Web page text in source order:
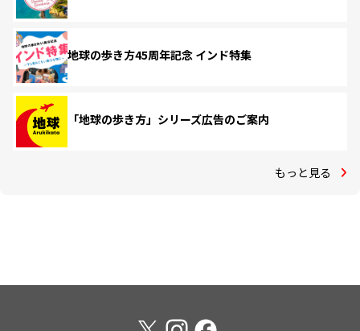
地球の歩き方45周年記念 インド特集
「地球の歩き方」シリーズ広告のご案内
もっと見る